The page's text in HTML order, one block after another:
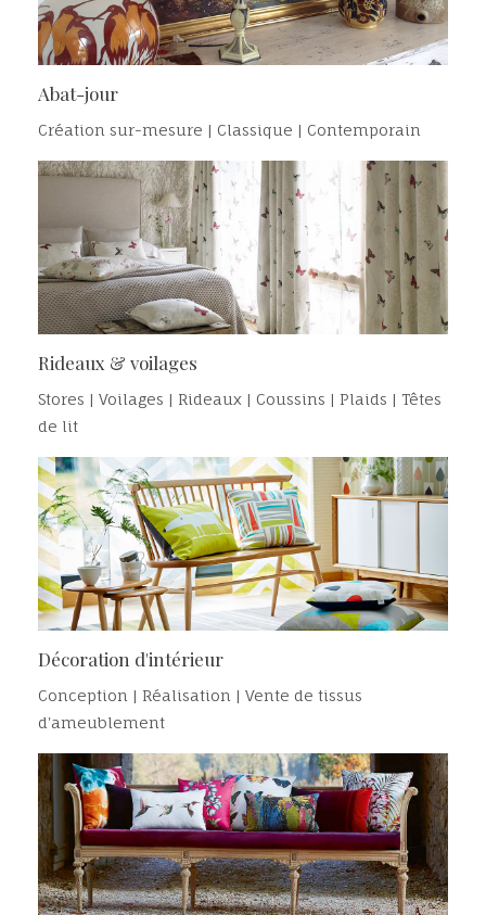
Abat-jour
Création sur-mesure | Classique | Contemporain
Rideaux & voilages
Stores | Voilages | Rideaux | Coussins | Plaids | Têtes
de lit
Décoration d'intérieur
Conception | Réalisation | Vente de tissus
d'ameublement